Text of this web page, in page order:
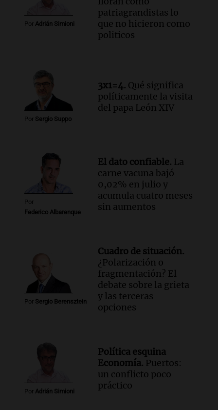
Audio.Munir Bracco, sobre la visita del
papa León XIV: "Será una bocanada de
Audio.
Casi 5.000 estudiantes participan
en la segunda edición de Enséñame
Tucumán, el concurso educativo
Panorama Federal
Por Adrián Simioni
patriagrandistas lo
que no hicieron como
politicos
Por Sergio Suppo
3x1=4. Qué significa
políticamente la visita
del papa León XIV
Por
Federico Albarenque
El dato confiable. La
carne vacuna bajó
0,02% en julio y
acumula cuatro meses
sin aumentos
Por Sergio Berensztein
Cuadro de situación.
¿Polarización o
fragmentación? El
debate sobre la grieta
y las terceras
opciones
Por Adrián Simioni
Política esquina
Economía. Puertos:
un conflicto poco
práctico